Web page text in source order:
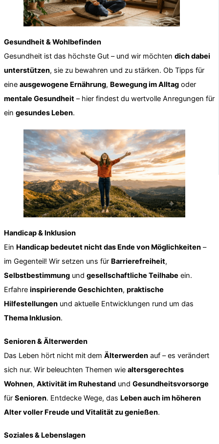
Gesundheit & Wohlbefinden
Gesundheit ist das höchste Gut – und wir möchten dich dabei
unterstützen, sie zu bewahren und zu stärken. Ob Tipps für
eine ausgewogene Ernährung, Bewegung im Alltag oder
mentale Gesundheit – hier findest du wertvolle Anregungen für
ein gesundes Leben.
Handicap & Inklusion
Ein Handicap bedeutet nicht das Ende von Möglichkeiten –
im Gegenteil! Wir setzen uns für Barrierefreiheit,
Selbstbestimmung und gesellschaftliche Teilhabe ein.
Erfahre inspirierende Geschichten, praktische
Hilfestellungen und aktuelle Entwicklungen rund um das
Thema Inklusion.
Senioren & Älterwerden
Das Leben hört nicht mit dem Älterwerden auf – es verändert
sich nur. Wir beleuchten Themen wie altersgerechtes
Wohnen, Aktivität im Ruhestand und Gesundheitsvorsorge
für Senioren. Entdecke Wege, das Leben auch im höheren
Alter voller Freude und Vitalität zu genießen.
Soziales & Lebenslagen